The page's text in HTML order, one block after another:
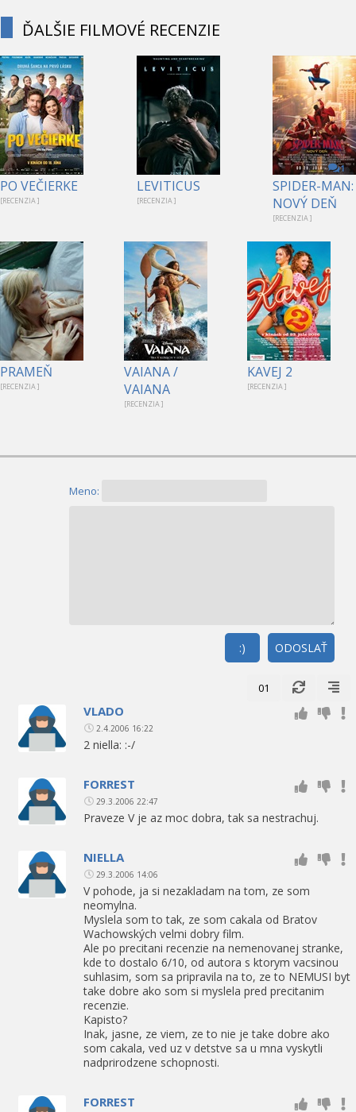
ĎALŠIE FILMOVÉ RECENZIE
PO VEČIERKE
[RECENZIA ]
LEVITICUS
[RECENZIA ]
1
SPIDER-MAN:
NOVÝ DEŇ
[RECENZIA ]
PRAMEŇ
[RECENZIA ]
VAIANA /
VAIANA
[RECENZIA ]
KAVEJ 2
[RECENZIA ]
Meno:
ODOSLAŤ
:)
01
VLADO
2.4.2006 16:22
2 niella: :-/
FORREST
29.3.2006 22:47
Praveze V je az moc dobra, tak sa nestrachuj.
NIELLA
29.3.2006 14:06
V pohode, ja si nezakladam na tom, ze som
neomylna.
Myslela som to tak, ze som cakala od Bratov
Wachowských velmi dobry film.
Ale po precitani recenzie na nemenovanej stranke,
kde to dostalo 6/10, od autora s ktorym vacsinou
suhlasim, som sa pripravila na to, ze to NEMUSI byt
take dobre ako som si myslela pred precitanim
recenzie.
Kapisto?
Inak, jasne, ze viem, ze to nie je take dobre ako
som cakala, ved uz v detstve sa u mna vyskytli
nadprirodzene schopnosti.
FORREST